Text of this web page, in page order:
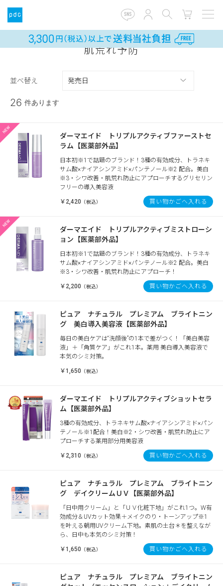
肌荒れ予防
並べ替え
26 件あります
ダーマエイド トリプルアクティブファーストセ
ラム【医薬部外品】
日本初※1で話題のブランド！3種の有効成分、トラネキ
サム酸×ナイアシンアミド×パンテノール※2 配合。美白
※3・シワ改善・肌荒れ防止にアプローチするグリセリン
フリーの導入美容液
￥2,420 （税込） 買い物かごへ入れる
ダーマエイド トリプルアクティブミストローシ
ョン【医薬部外品】
日本初※1で話題のブランド！3種の有効成分、トラネキ
サム酸×ナイアシンアミド×パンテノール※2 配合。美白
※3・シワ改善・肌荒れ防止にアプローチ！
￥2,200 （税込） 買い物かごへ入れる
ピュア ナチュラル プレミアム ブライトニン
グ 美白導入美容液【医薬部外品】
毎日の美白ケアは“洗顔後”の1本で差がつく！「美白美容
液」＋「角質ケア」がこれ1本。薬用 美白導入美容液で
本気のシミ対策。
￥1,650 （税込）
ダーマエイド トリプルアクティブショットセラ
ム【医薬部外品】
3種の有効成分、トラネキサム酸×ナイアシンアミド×パン
テノール※1配合！美白※2・シワ改善・肌荒れ防止にア
プローチする薬用部分用美容液
￥2,310 （税込） 買い物かごへ入れる
ピュア ナチュラル プレミアム ブライトニン
グ デイクリームＵＶ【医薬部外品】
「日中用クリーム」と「ＵＶ化粧下地」がこれ1つ。W有
効成分＆UVカット効果＋メイクのり・トーンアップ※1
を叶える朝用UVクリーム下地。素肌の土台＊を整えなが
ら、日中も本気のシミ対策！
￥1,650 （税込） 買い物かごへ入れる
ピュア ナチュラル プレミアム ブライトニン